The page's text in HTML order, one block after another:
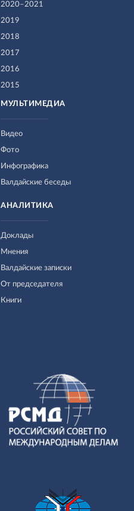
2020–2021
2019
2018
2017
2016
2015
МУЛЬТИМЕДИА
Видео
Фото
Инфографика
Валдайские беседы
АНАЛИТИКА
Доклады
Мнения
Валдайские записки
От председателя
Книги